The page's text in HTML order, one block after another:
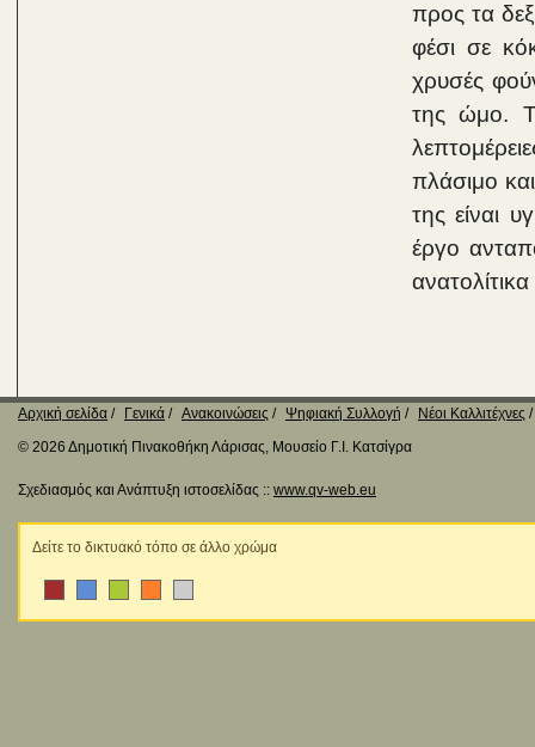
προς τα
φέσι σε
χρυσές
της ώμο.
πλάσιμο
της είναι
έργο
Αρχική σελίδα Γενικά Ανακοινώσεις Ψηφιακή Συλλογή
Νέοι Καλλιτέχνες
© 2026 Δημοτική Πινακοθήκη Λάρισας, Μουσείο Γ.Ι. Κατσίγρα
Σχεδιασμός και Ανάπτυξη ιστοσελίδας :: www.qv-web.eu
Δείτε το δικτυακό τόπο σε άλλο χρώμα